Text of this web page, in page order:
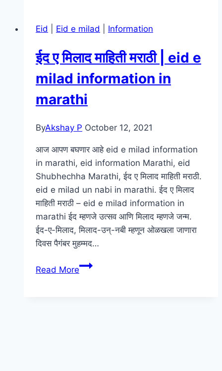
मराठी
माहिती
:
महत्त्व
:
|
e
milad
nibandh
in
marathi
Eid Eid e milad Information
ईद ए मिलाद माहिती मराठी | eid e
milad information in
marathi
ByAkshay P October 12, 2021
आज आपण बघणार आहे eid e milad information
in marathi, eid information Marathi, eid
Shubhechha Marathi, ईद ए मिलाद माहिती मराठी.
eid e milad un nabi in marathi. ईद ए मिलाद
माहिती मराठी – eid e milad information in
marathi ईद म्हणजे उत्सव आणि मिलाद म्हणजे जन्म.
ईद-ए-मिलाद, मिलाद-उन्-नबी म्हणून ओळखला जाणारा
दिवस पैगंबर मुहम्मद…
Read Moreईद